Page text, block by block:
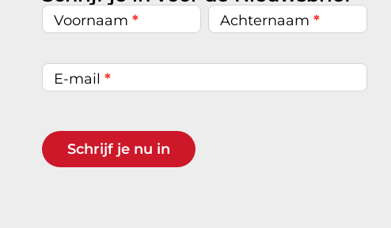
inschrijven
Voornaam* Achternaam *
E-mail*
Schrijf je nu in